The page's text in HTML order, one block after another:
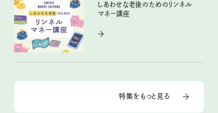
しあわせな老後のためのリンネル
マネー講座
特集をもっと見る